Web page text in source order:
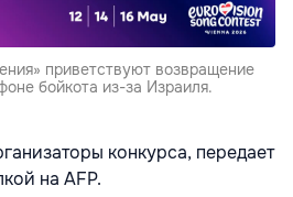
приветствуют возвращение
бойкота из-за Израиля.
конкурса, передает
на AFP.